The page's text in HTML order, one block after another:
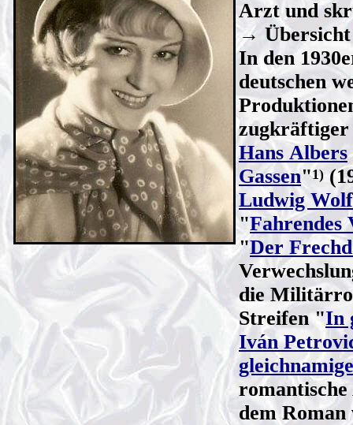
Arzt und
→
In den
deutschen
zugkräftiger
Hans Albers
Gassen"1)
Ludwig
"Fahrendes
"Der
die
Streifen "In
Iván
dem